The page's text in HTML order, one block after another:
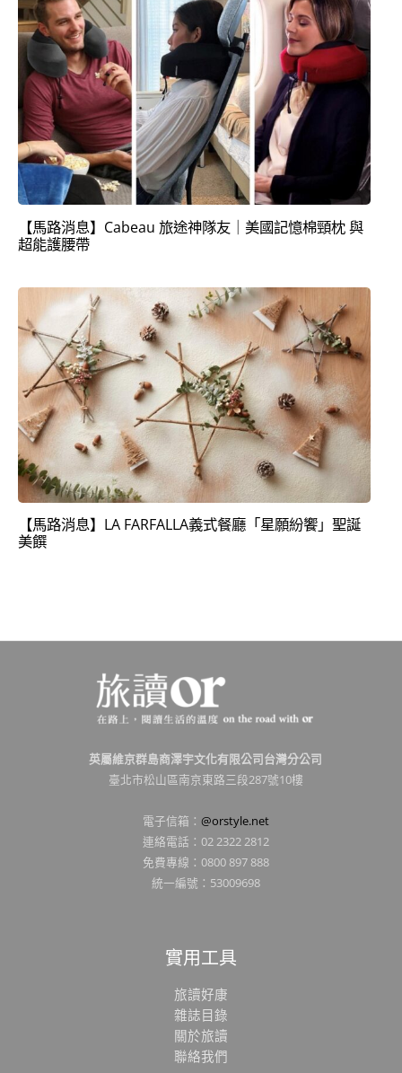
【馬路消息】Cabeau 旅途神隊友｜美國記憶棉頸枕 與
超能護腰帶
【馬路消息】LA FARFALLA義式餐廳「星願紛饗」聖誕
美饌
英屬維京群島商澤宇文化有限公司台灣分公司
臺北市松山區南京東路三段287號10樓
電子信箱： @orstyle.net
連絡電話：02 2322 2812
免費專線：0800 897 888
統一編號：53009698
實用工具
旅讀好康
雜誌目錄
關於旅讀
聯絡我們